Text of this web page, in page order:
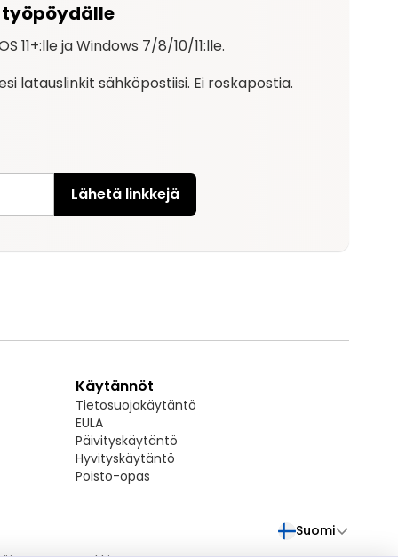
11+:lle ja Windows 7/8/10/11:lle.
latauslinkit sähköpostiisi. Ei roskapostia.
Lähetä linkkejä
Käytännöt
Tietosuojakäytäntö
EULA
Päivityskäytäntö
Hyvityskäytäntö
Poisto-opas
Suomi